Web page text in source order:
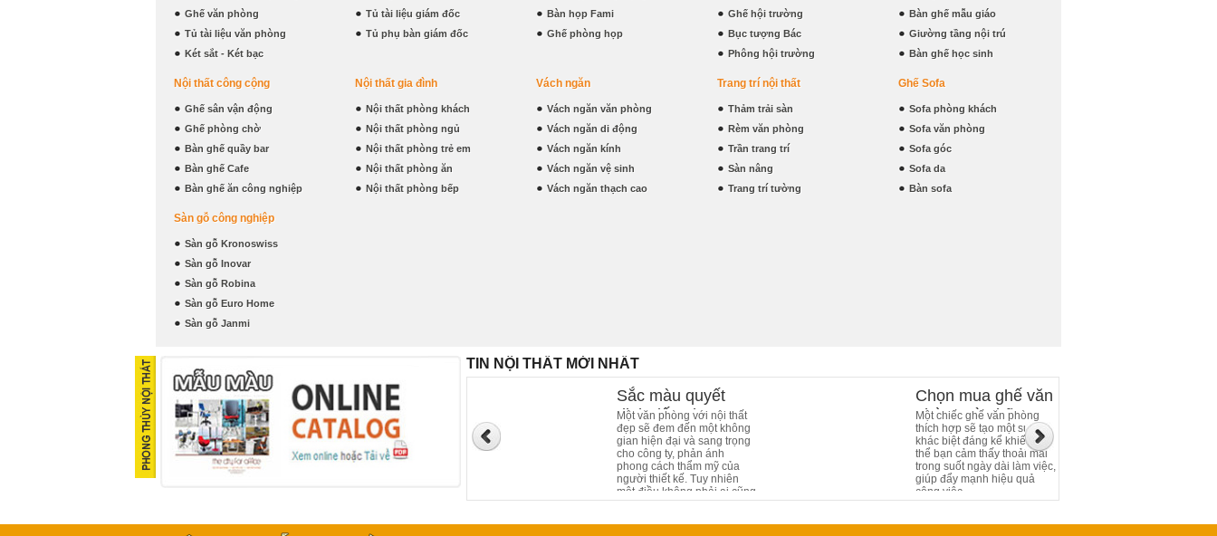
Ghế văn phòng
Tủ tài liệu văn phòng
Két sắt - Két bạc
Tủ tài liệu giám đốc
Tủ phụ bàn giám đốc
Bàn họp Fami
Ghế phòng họp
Ghế hội trường
Bục tượng Bác
Phông hội trường
Bàn ghế mẫu giáo
Giường tầng nội trú
Bàn ghế học sinh
Nội thất công cộng
Ghế sân vận động
Ghế phòng chờ
Bàn ghế quầy bar
Bàn ghế Cafe
Bàn ghế ăn công nghiệp
Nội thất gia đình
Nội thất phòng khách
Nội thất phòng ngủ
Nội thất phòng trẻ em
Nội thất phòng ăn
Nội thất phòng bếp
Vách ngăn
Vách ngăn văn phòng
Vách ngăn di động
Vách ngăn kính
Vách ngăn vệ sinh
Vách ngăn thạch cao
Trang trí nội thất
Thảm trải sàn
Rèm văn phòng
Trần trang trí
Sàn nâng
Trang trí tường
Ghế Sofa
Sofa phòng khách
Sofa văn phòng
Sofa góc
Sofa da
Bàn sofa
Sàn gỗ công nghiệp
Sàn gỗ Kronoswiss
Sàn gỗ Inovar
Sàn gỗ Robina
Sàn gỗ Euro Home
Sàn gỗ Janmi
TIN NỘI THẤT MỚI NHẤT
Sắc màu quyết
định đến phong
cách nội thất của
văn phòng làm việc
Một văn phòng với nội thất
đẹp sẽ đem đến một không
gian hiện đại và sang trọng
cho công ty, phản ánh
phong cách thẩm mỹ của
người thiết kế. Tuy nhiên
một điều không phải ai cũng
biết, sắc màu của nội thất
Chọn mua ghế văn
phòng và những
điều cần chú ý
Một chiếc ghế văn phòng
thích hợp sẽ tạo một sự
khác biệt đáng kể khiến cơ
thể bạn cảm thấy thoải mái
trong suốt ngày dài làm việc,
giúp đẩy mạnh hiệu quả
công việc.